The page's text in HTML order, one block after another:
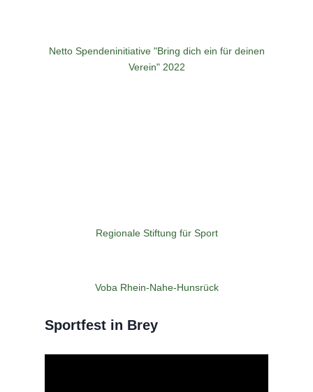
Netto Spendeninitiative "Bring dich ein für deinen
Verein" 2022
Regionale Stiftung für Sport
Voba Rhein-Nahe-Hunsrück
Sportfest in Brey